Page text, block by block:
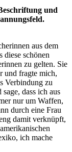
und
aus dem
diese schönen
zu gelten. Sie
und fragte mich,
Verbindung zu
dass ich aus
nur um Waffen,
durch eine Frau
damit verknüpft,
ich mache